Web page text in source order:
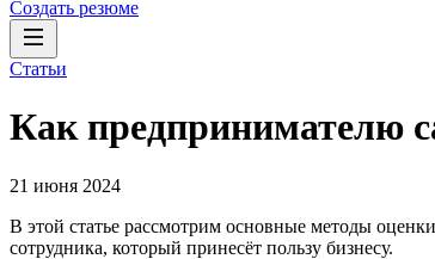
Создать резюме
Статьи
Как предпринимателю
21 июня 2024
В этой статье рассмотрим основные методы
сотрудника, который принесёт пользу бизнесу.